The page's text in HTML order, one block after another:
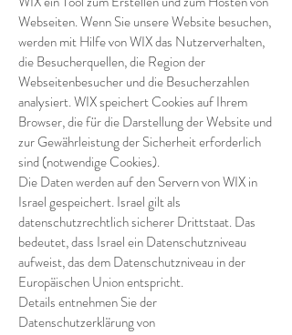
Webseiten. Wenn Sie unsere Website besuchen,
werden mit Hilfe von WIX das Nutzerverhalten,
die Besucherquellen, die Region der
Webseitenbesucher und die Besucherzahlen
analysiert. WIX speichert Cookies auf Ihrem
Browser, die für die Darstellung der Website und
zur Gewährleistung der Sicherheit erforderlich
sind (notwendige Cookies).
Die Daten werden auf den Servern von WIX in
Israel gespeichert. Israel gilt als
datenschutzrechtlich sicherer Drittstaat. Das
bedeutet, dass Israel ein Datenschutzniveau
aufweist, das dem Datenschutzniveau in der
Europäischen Union entspricht.
Details entnehmen Sie der
Datenschutzerklärung von